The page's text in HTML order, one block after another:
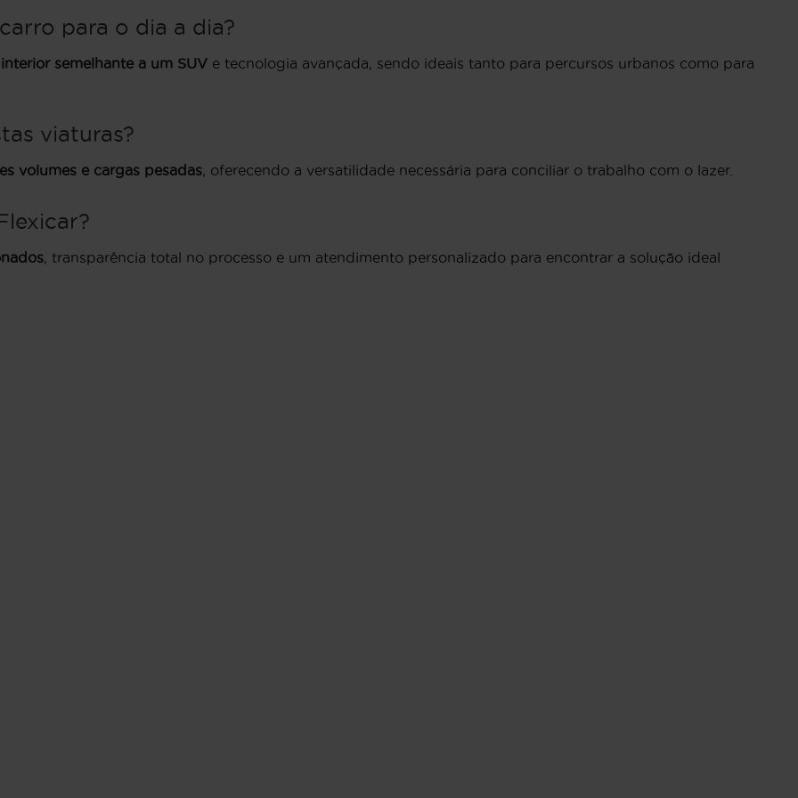
para o dia a dia?
semelhante a um SUV e tecnologia avançada, sendo ideais tanto para percursos urbanos como para
viaturas?
volumes e cargas pesadas, oferecendo a versatilidade necessária para conciliar o trabalho com o lazer.
, transparência total no processo e um atendimento personalizado para encontrar a solução ideal